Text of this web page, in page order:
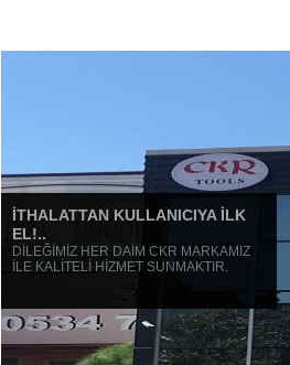
İTHALATTAN KULLANICIYA İLK
EL!..
DİLEĞİMİZ HER DAİM CKR MARKAMIZ
İLE KALİTELİ HİZMET SUNMAKTIR.